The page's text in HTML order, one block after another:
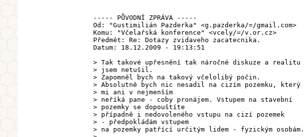
----- PŮVODNÍ ZPRÁVA -----
Od: "Gustimilián Pazderka" <g.pazderka/=/gmail.com>
Komu: "Včelařská konference" <vcely/=/v.or.cz>
Předmět: Re: Dotazy zvidaveho zacatecnika.
Datum: 18.12.2009 - 19:13:51
> Tak takové upřesnění tak náročné diskuze a realitu
> jsem netušil.
> Zapomněl bych na takový včelolibý počin.
> Absolutně bych nic nesadil na cizím pozemku, který
> mi ani v nejmenším
> neříká pane - coby pronájem. Vstupem na stavební
> pozemky se dopouštíte
> případně i nedovoleného vstupu na cizí pozemek
> - předpokládám vstupem
> na pozemky patřící určitým lidem - fyzickým osobám.